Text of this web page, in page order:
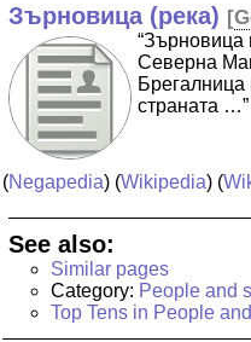
Зърновица (река) [
“Зърновица
Северна
Брегалница
страната …”
(Negapedia) (Wikipedia) (
See also:
Similar pages
Category: People and
Top Tens in People